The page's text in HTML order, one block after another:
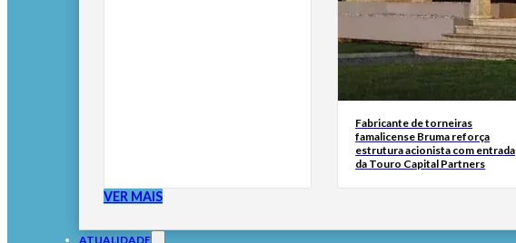
Fabricante de torneiras
famalicense Bruma reforça
estrutura acionista com entrada
da Touro Capital Partners
VER MAIS
ATUALIDADE